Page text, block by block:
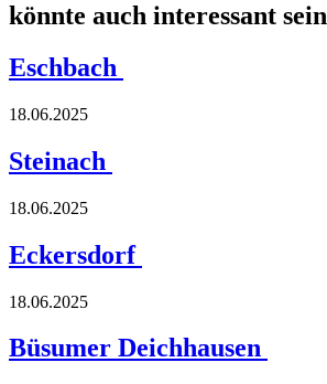
könnte auch interessant sein
Eschbach
18.06.2025
Steinach
18.06.2025
Eckersdorf
18.06.2025
Büsumer Deichhausen